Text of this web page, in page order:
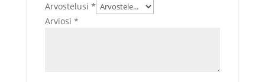
Arvostelusi *
Arviosi *